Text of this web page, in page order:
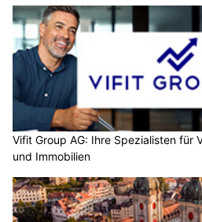
Vifit Group AG: Ihre Spezialisten für
und Immobilien